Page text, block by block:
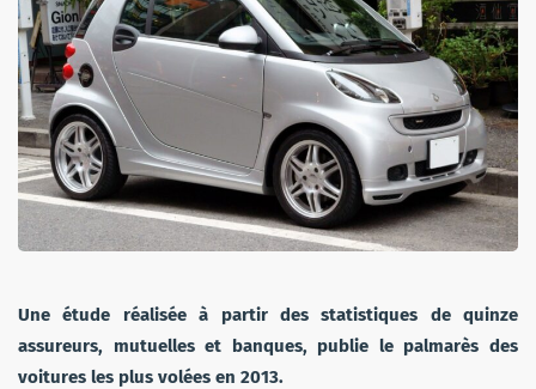
Une étude réalisée à partir des statistiques de quinze
assureurs, mutuelles et banques, publie le palmarès des
voitures les plus volées en 2013.